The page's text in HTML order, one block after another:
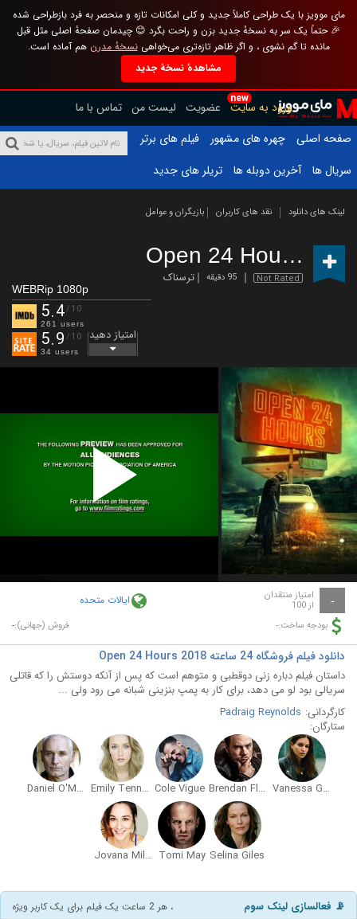
مای موویز با یک طراحی کاملاً جدید و کلی امکانات تازه و منحصر به فرد بازطراحی شده
🎉 حتماً یک سر به نسخهٔ جدید بزن و راحت بگرد 😊 چیدمان صفحهٔ اصلی مثل قبل
مانده تا گم نشوی ، و اگر ظاهر تازه‌تری می‌خواهینسخهٔ مدرن هم آماده است.
مشاهدهٔ نسخهٔ جدید
new
ورود به سایت عضویت لیست من تماس با ما
صفحه اصلی
چهره های مشهور
فیلم های برتر
سریال ها
آخرین دوبله ها تریلر های جدید
لینک های دانلود نقد های کاربران بازیگران و عوامل
Open 24 Hours (2018)
Not Rated 95 دقیقه ترسناک
WEBRip 1080p
5.4/10
261 users
5.9 /10
34 users
امتیاز دهید
Play
Video
- امتیاز منتقدان
از 100 ایالات متحده
بودجه ساخت:- فروش (جهانی):-
دانلود فیلم فروشگاه 24 ساعته Open 24 Hours 2018
داستان فیلم دباره زنی دوقطبی و متوهم است که پس از آنکه دوستش را که قاتلی
سریالی بود لو می دهد، برای کار به پمپ بنزینی شبانه می رود ولی ...
کارگردانی: Padraig Reynolds
ستارگان:
Vanessa Grasse
Brendan Fletcher
Cole Vigue
Emily Tennant
Daniel O'Meara
Selina Giles
Tomi May
Jovana Miletic
📡 فعالسازی لینک سوم ، هر 2 ساعت یک فیلم برای یک کاربر ویژه